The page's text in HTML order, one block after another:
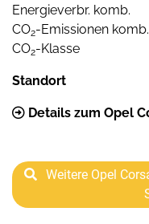
Energieverbr. komb.
CO2-Emissionen komb.
CO2-Klasse
Standort
Details zum Opel
Weitere Opel